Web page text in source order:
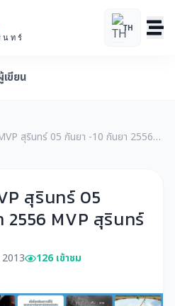
นทร์
TH
เขียน
สุรินทร์ 05 กันยา -10 กันยา 2556
สุรินทร์ 05
MVP สุรินทร์
126 เข้าชม